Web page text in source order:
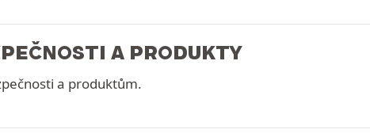
A PRODUKTY
a produktům.